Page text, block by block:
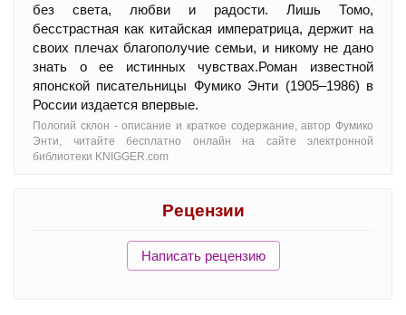
без света, любви и радости. Лишь Томо,
бесстрастная как китайская императрица, держит на
своих плечах благополучие семьи, и никому не дано
знать о ее истинных чувствах.Роман известной
японской писательницы Фумико Энти (1905–1986) в
России издается впервые.
Пологий склон - oписание и краткое содержание, автор Фумико
Энти, читайте бесплатно онлайн на сайте электронной
библиотеки KNIGGER.com
Рецензии
Написать рецензию